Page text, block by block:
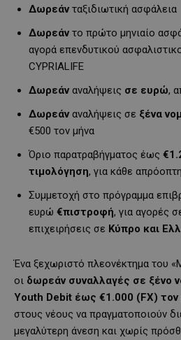
Δωρεάν ταξιδιωτική ασφάλεια
Δωρεάν το πρώτο μηνιαίο
αγορά επενδυτικού
CYPRIALIFE
Δωρεάν αναλήψεις σε ευρώ,
Δωρεάν αναλήψεις σε ξένα
€500 τον μήνα
Όριο παρατραβήγματος έως
τιμολόγηση, για κάθε
Συμμετοχή στο πρόγραμμα
ευρώ €πιστροφή, για αγορές
επιχειρήσεις σε Κύπρο και
Ένα ξεχωριστό πλεονέκτημα του
οι δωρεάν συναλλαγές σε ξένο
Youth Debit έως €1.000 (FX) τον
στους νέους να πραγματοποιούν
μεγαλύτερη άνεση και χωρίς